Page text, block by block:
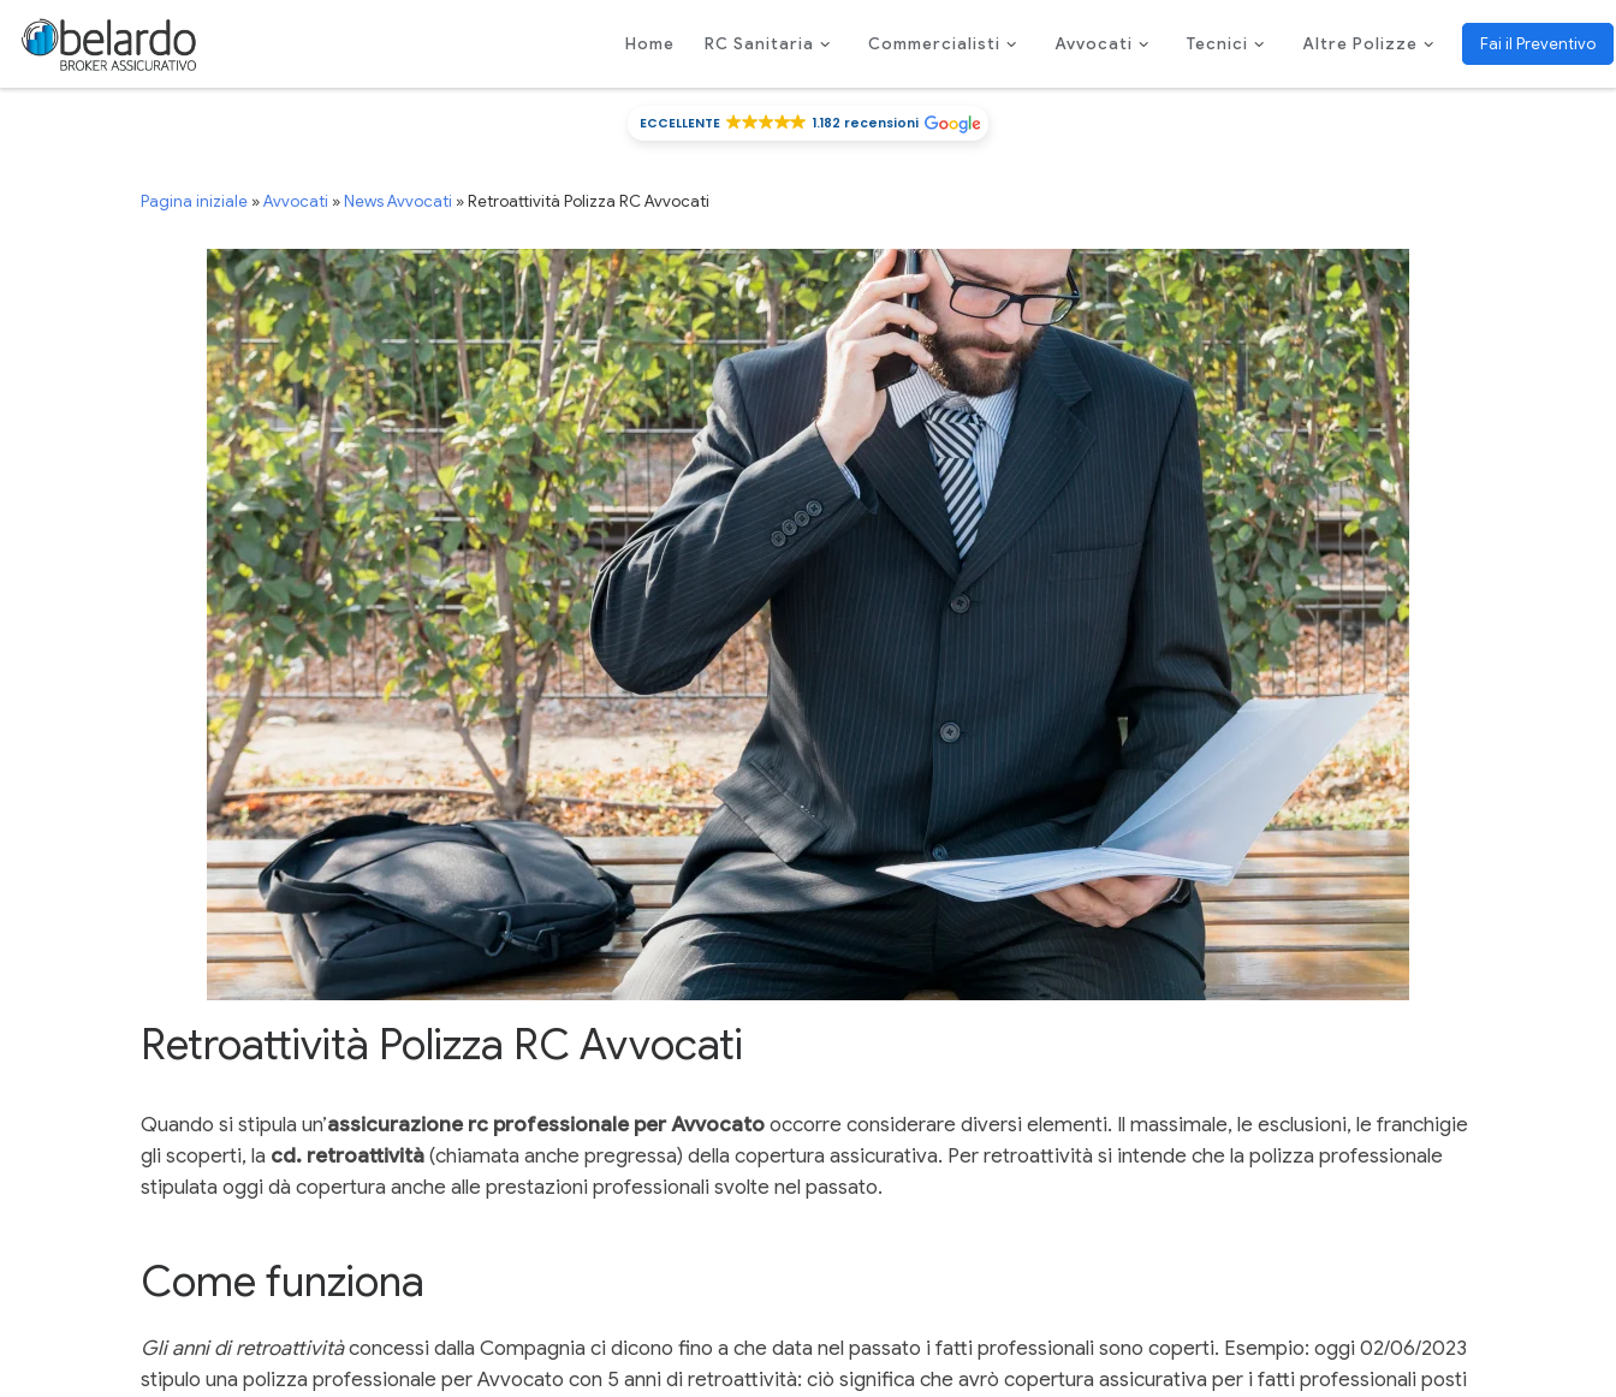
Passa al contenuto Home RC Sanitaria Commercialisti Avvocati Tecnici Altre Polizze Fai il Preventivo
ECCELLENTE 1.182 recensioni
Pagina iniziale »Avvocati »News Avvocati »Retroattività Polizza RC Avvocati
Retroattività Polizza RC Avvocati
Quando si stipula un’assicurazione rc professionale per Avvocatooccorre considerare diversi elementi. Il massimale, le esclusioni, le franchigie
gli scoperti, la cd. retroattività(chiamata anche pregressa) della copertura assicurativa. Per retroattività si intende che la polizza professionale
stipulata oggi dà copertura anche alle prestazioni professionali svolte nel passato.
Come funziona
Gli anni di retroattivitàconcessi dalla Compagnia ci dicono fino a che data nel passato i fatti professionali sono coperti. Esempio: oggi 02/06/2023
stipulo una polizza professionale per Avvocato con 5 anni di retroattività: ciò significa che avrò copertura assicurativa per i fatti professionali posti